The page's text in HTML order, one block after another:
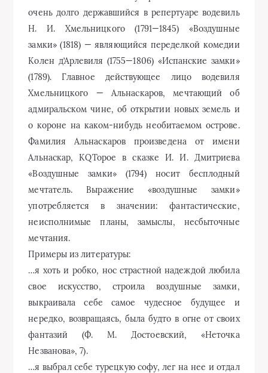
очень долго державшийся в репертуаре водевиль
Н. И. Хмельницкого (1791—1845) «Воздушные
замки» (1818) — являющийся переделкой комедии
Колен д’Арлевиля (1755—1806) «Испанские замки»
(1789). Главное действующее лицо водевиля
Хмельницкого — Альнаскаров, мечтающий об
адмиральском чине, об открытии новых земель и
о короне на каком-нибудь необитаемом острове.
Фамилия Альнаскаров произведена от имени
Альнаскар, KQTopoe в сказке И. И. Дмитриева
«Воздушные замки» (1794) носит бесплодный
мечтатель. Выражение «воздушные замки»
употребляется в значении: фантастические,
неисполнимые планы, замыслы, несбыточные
мечтания.
Примеры из литературы:
…я хоть и робко, нос страстной надеждой любила
свое искусство, строила воздушные замки,
выкраивала себе самое чудесное будущее и
нередко, возвращаясь, была будто в огне от своих
фантазий (Ф. М. Достоевский, «Неточка
Незванова», 7).
…я выбрал себе турецкую софу, лег на нее и отдал